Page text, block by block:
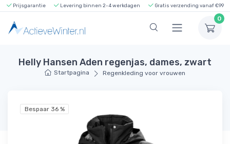
Prijsgarantie Levering binnen 2-4 werkdagen Gratis verzending vanaf €99
0
Helly Hansen Aden regenjas, dames, zwart
Startpagina Regenkleding voor vrouwen
Bespaar 36 %